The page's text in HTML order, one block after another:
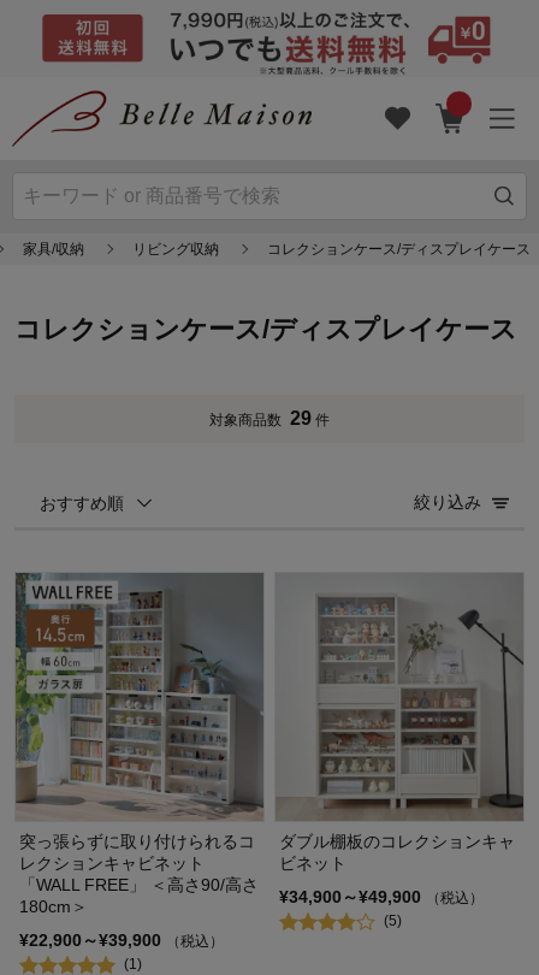
家具/収納 リビング収納 コレクションケース/ディスプレイケース
コレクションケース/ディスプレイケース
対象商品数 29 件
おすすめ順 絞り込み
突っ張らずに取り付けられるコ
レクションキャビネット
「WALL FREE」 ＜高さ90/高さ
180cm＞
¥22,900～¥39,900
（税込）
(1)
ダブル棚板のコレクションキャ
ビネット
¥34,900～¥49,900
（税込）
(5)